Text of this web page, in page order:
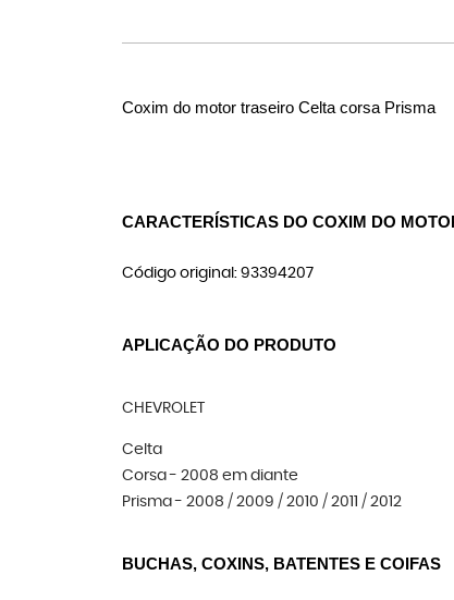
Coxim do motor traseiro Celta corsa Prisma
CARACTERÍSTICAS DO COXIM DO
Código original: 93394207
APLICAÇÃO DO PRODUTO
CHEVROLET
Celta
Corsa - 2008 em diante
Prisma - 2008 / 2009 / 2010 / 2011 / 2012
BUCHAS, COXINS, BATENTES E COIFAS